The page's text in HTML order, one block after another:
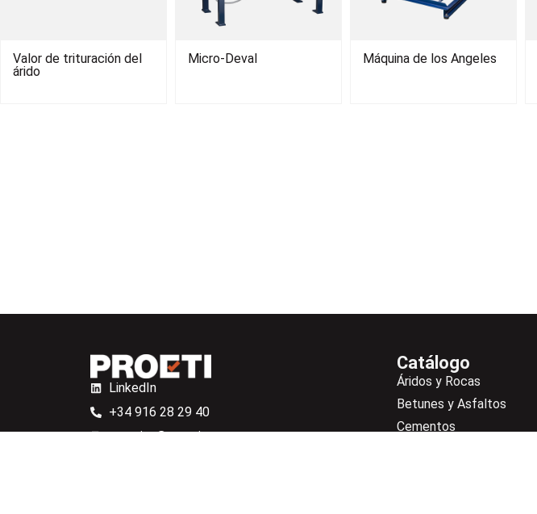
Valor de trituración del
árido
Micro-Deval Máquina de los Angeles
LinkedIn
+34 916 28 29 40
proetisa@proetisa.com
Catálogo
Áridos y Rocas
Betunes y Asfaltos
Cementos